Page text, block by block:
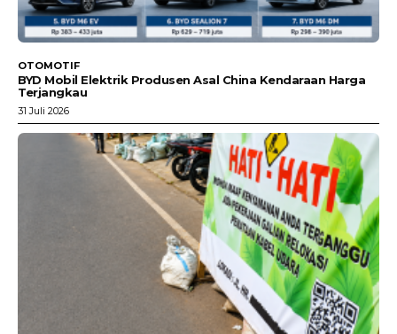
OTOMOTIF
BYD Mobil Elektrik Produsen Asal China Kendaraan Harga
Terjangkau
31 Juli 2026